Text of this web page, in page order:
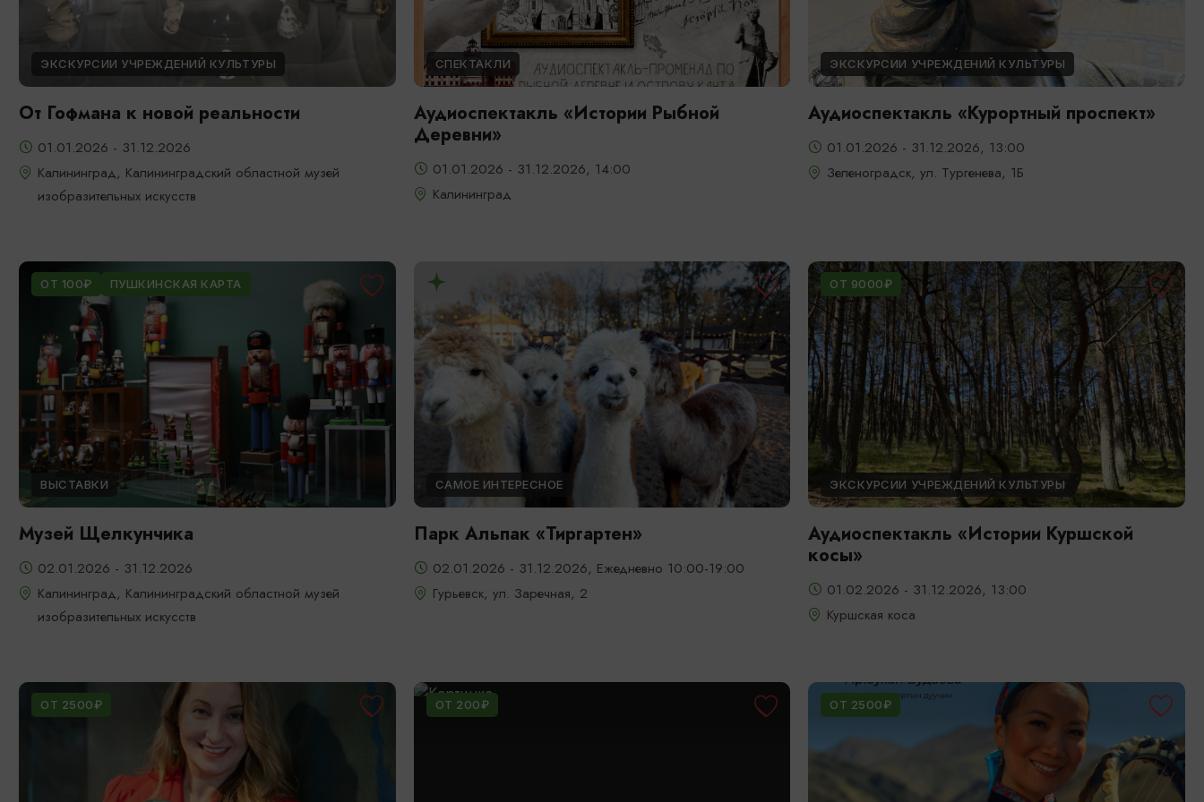
ЭКСКУРСИИ УЧРЕЖДЕНИЙ КУЛЬТУРЫ
От Гофмана к новой реальности
01.01.2026 - 31.12.2026
Калининград, Калининградский областной музей
изобразительных искусств
СПЕКТАКЛИ
Аудиоспектакль «Истории Рыбной
Деревни»
01.01.2026 - 31.12.2026, 14:00
Калининград
ЭКСКУРСИИ УЧРЕЖДЕНИЙ КУЛЬТУРЫ
Аудиоспектакль «Курортный проспект»
01.01.2026 - 31.12.2026, 13:00
Зеленоградск, ул. Тургенева, 1Б
ОТ 100₽ ПУШКИНСКАЯ КАРТА
ВЫСТАВКИ
Музей Щелкунчика
02.01.2026 - 31.12.2026
Калининград, Калининградский областной музей
изобразительных искусств
САМОЕ ИНТЕРЕСНОЕ
Парк Альпак «Тиргартен»
02.01.2026 - 31.12.2026, Ежедневно 10:00-19:00
Гурьевск, ул. Заречная, 2
ОТ 9000₽
ЭКСКУРСИИ УЧРЕЖДЕНИЙ КУЛЬТУРЫ
Аудиоспектакль «Истории Куршской
косы»
01.02.2026 - 31.12.2026, 13:00
Куршская коса
ОТ 2500₽ ОТ 200₽ ОТ 2500₽